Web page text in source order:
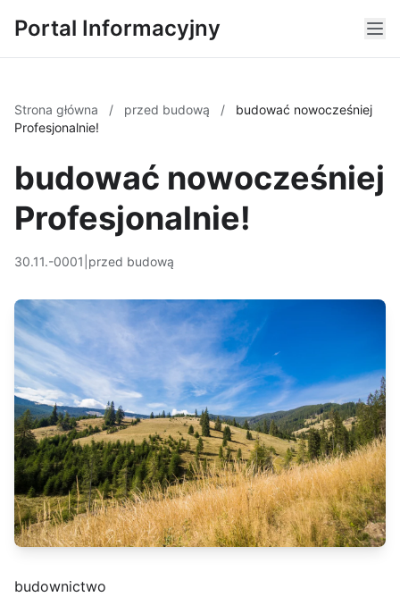
Portal Informacyjny
Strona główna / przed budową /
budować nowocześniej
Profesjonalnie!
budować nowocześniej
Profesjonalnie!
30.11.-0001 przed budową
budownictwo